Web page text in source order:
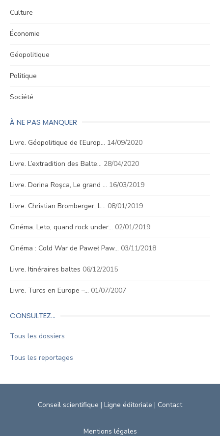
Culture
Économie
Géopolitique
Politique
Société
À NE PAS MANQUER
Livre. Géopolitique de l’Europ… 14/09/2020
Livre. L’extradition des Balte… 28/04/2020
Livre. Dorina Roşca, Le grand … 16/03/2019
Livre. Christian Bromberger, L… 08/01/2019
Cinéma. Leto, quand rock under… 02/01/2019
Cinéma : Cold War de Paweł Paw… 03/11/2018
Livre. Itinéraires baltes 06/12/2015
Livre. Turcs en Europe –… 01/07/2007
CONSULTEZ…
Tous les dossiers
Tous les reportages
Conseil scientifique | Ligne éditoriale | Contact
Mentions légales